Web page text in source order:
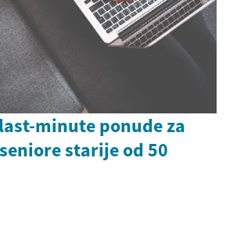
minute ponude za
starije od 50